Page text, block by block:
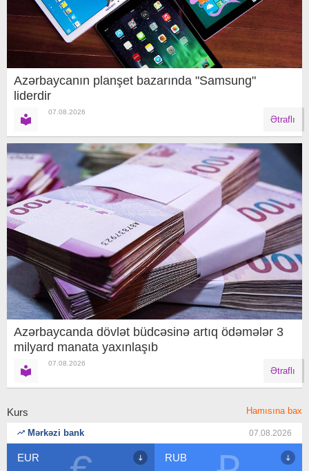
Azərbaycanın planşet bazarında "Samsung"
liderdir
07.08.2026
Ətraflı
Azərbaycanda dövlət büdcəsinə artıq ödəmələr 3
milyard manata yaxınlaşıb
07.08.2026
Ətraflı
Kurs Hamısına bax
Mərkəzi bank 07.08.2026
RUB USD